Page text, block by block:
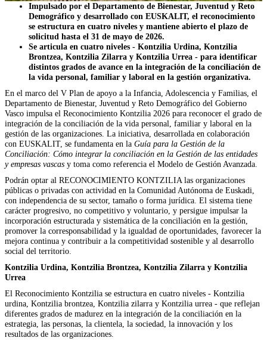
Impulsado por el Departamento de Bienestar, Juventud y Reto
Demográfico y desarrollado con EUSKALIT, el reconocimiento
se estructura en cuatro niveles y mantiene abierto el plazo de
solicitud hasta el 31 de mayo de 2026.
Se articula en cuatro niveles - Kontzilia Urdina, Kontzilia
Brontzea, Kontzilia Zilarra y Kontzilia Urrea - para identificar
distintos grados de avance en la integración de la conciliación de
la vida personal, familiar y laboral en la gestión organizativa.
En el marco del V Plan de apoyo a la Infancia, Adolescencia y Familias, el
Departamento de Bienestar, Juventud y Reto Demográfico del Gobierno
Vasco impulsa el Reconocimiento Kontzilia 2026 para reconocer el grado de
integración de la conciliación de la vida personal, familiar y laboral en la
gestión de las organizaciones. La iniciativa, desarrollada en colaboración
con EUSKALIT, se fundamenta en la Guía para la Gestión de la
Conciliación: Cómo integrar la conciliación en la Gestión de las entidades
y empresas vascas y toma como referencia el Modelo de Gestión Avanzada.
Podrán optar al RECONOCIMIENTO KONTZILIA las organizaciones
públicas o privadas con actividad en la Comunidad Autónoma de Euskadi,
con independencia de su sector, tamaño o forma jurídica. El sistema tiene
carácter progresivo, no competitivo y voluntario, y persigue impulsar la
incorporación estructurada y sistemática de la conciliación en la gestión,
promover la corresponsabilidad y la igualdad de oportunidades, favorecer la
mejora continua y contribuir a la competitividad sostenible y al desarrollo
social del territorio.
Kontzilia Urdina, Kontzilia Brontzea, Kontzilia Zilarra y Kontzilia
Urrea
El Reconocimiento Kontzilia se estructura en cuatro niveles - Kontzilia
urdina, Kontzilia brontzea, Kontzilia zilarra y Kontzilia urrea - que reflejan
diferentes grados de madurez en la integración de la conciliación en la
estrategia, las personas, la clientela, la sociedad, la innovación y los
resultados de las organizaciones.